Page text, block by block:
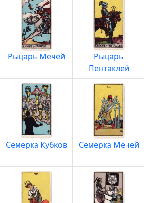
Рыцарь Мечей
Рыцарь
Пентаклей
Семерка Кубков Семерка Мечей